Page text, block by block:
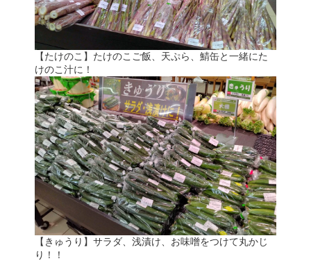
【たけのこ】たけのこご飯、天ぷら、鯖缶と一緒にた
けのこ汁に！
【きゅうり】サラダ、浅漬け、お味噌をつけて丸かじ
り！！